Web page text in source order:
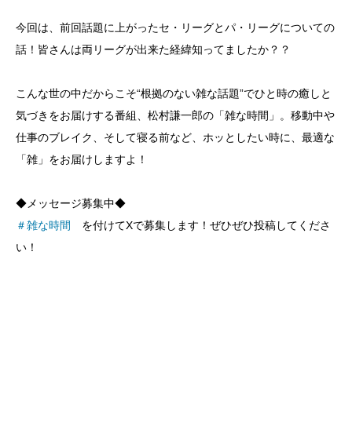
今回は、前回話題に上がったセ・リーグとパ・リーグについての
話！皆さんは両リーグが出来た経緯知ってましたか？？
こんな世の中だからこそ“根拠のない雑な話題”でひと時の癒しと
気づきをお届けする番組、松村謙一郎の「雑な時間」。移動中や
仕事のブレイク、そして寝る前など、ホッとしたい時に、最適な
「雑」をお届けしますよ！
◆メッセージ募集中◆
＃雑な時間
を付けてXで募集します！ぜひぜひ投稿してくださ
い！